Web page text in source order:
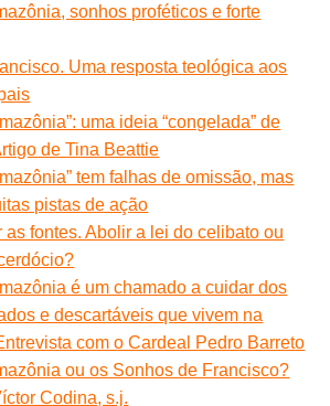
sonhos proféticos e forte
Uma resposta teológica aos
uma ideia “congelada” de
de Tina Beattie
tem falhas de omissão, mas
pistas de ação
as fontes. Abolir a lei do celibato ou
é um chamado a cuidar dos
e descartáveis que vivem na
com o Cardeal Pedro Barreto
ou os Sonhos de Francisco?
Codina, s.j.